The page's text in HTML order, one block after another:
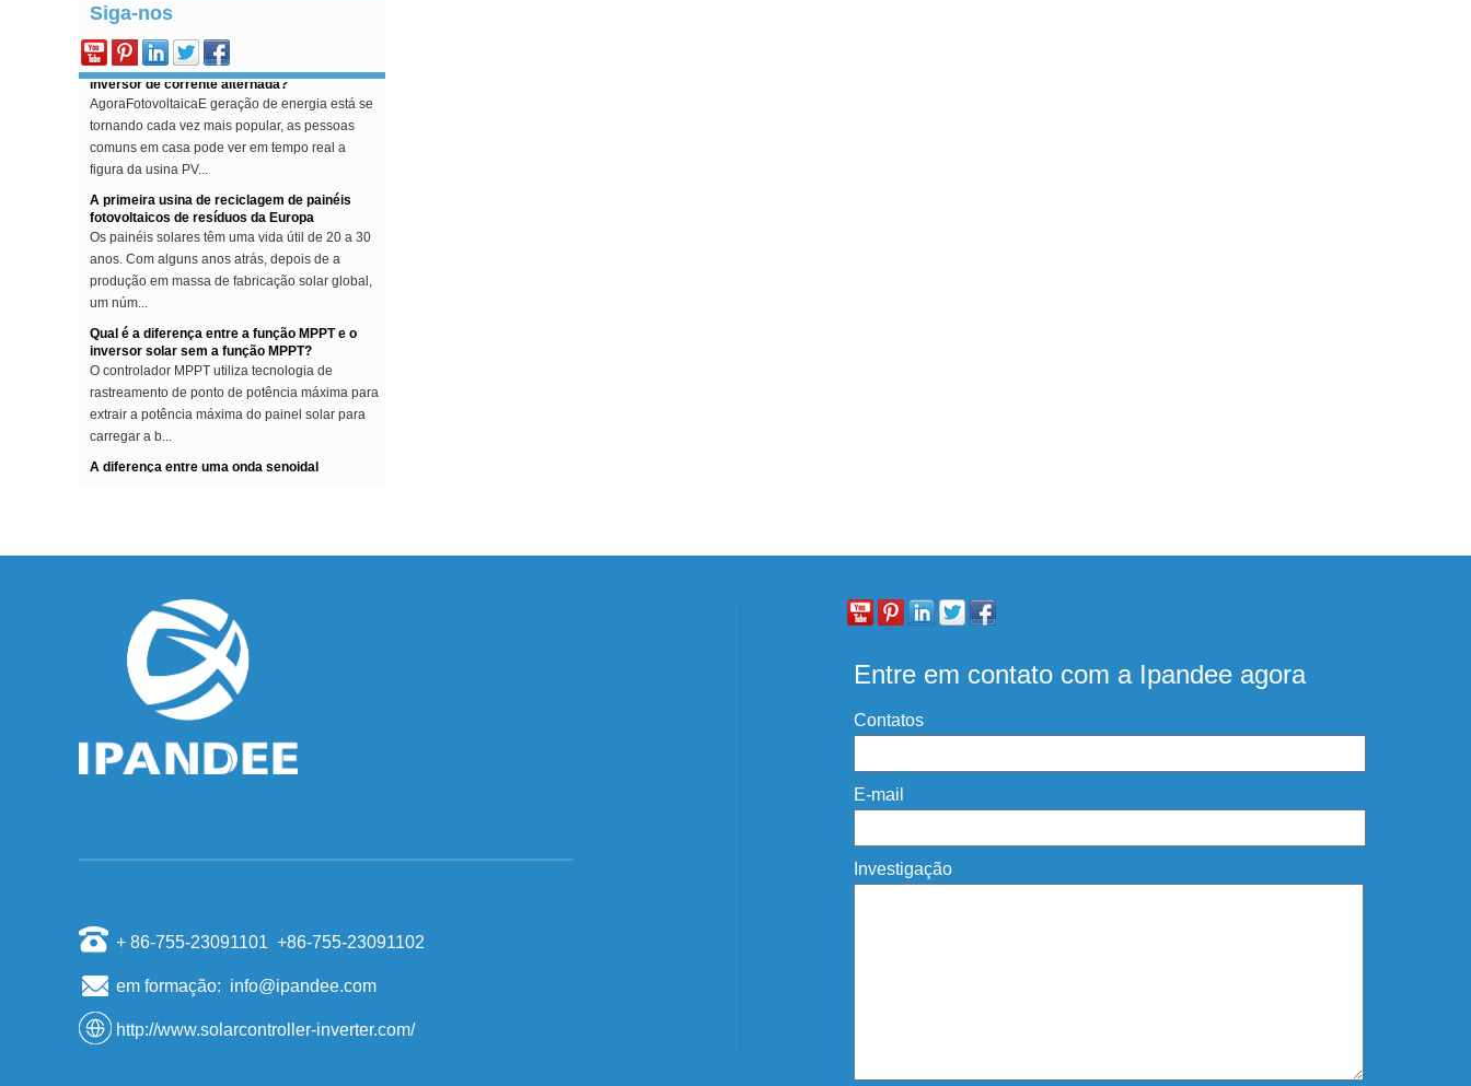
Siga-nos
da entrada do inversor. Esta tensão é maior do ...
Como resolver o problema de sobretensão do
inversor de corrente alternada?
AgoraFotovoltaicaE geração de energia está se
tornando cada vez mais popular, as pessoas
comuns em casa pode ver em tempo real a
figura da usina PV...
fotovoltaicos de resíduos da Europa
Os painéis solares têm uma vida útil de 20 a 30
anos. Com alguns anos atrás, depois de a
produção em massa de fabricação solar global,
um núm...
inversor solar sem a função MPPT?
O controlador MPPT utiliza tecnologia de
rastreamento de ponto de potência máxima para
extrair a potência máxima do painel solar para
carregar a b...
melhorada e um inversor de onda senoidal
Por que o inversor deve parar de funcionar
quando a rede estiver sem energia?
Algumas pessoas na instalação de sistemas
fotovoltaicos, vai realizar uma espécie de "queda
de energia, mesmo se houver sol, suas casas
também tê...
fotovoltaicos do mundo
O regulador de potência do inversor também
informou em 6 de novembro, um professor
visitante no lago de carpas mostram
armazenamento doméstico de energia
Armazenamento de energia como um novo
+ 86-755-23091101 +86-755-23091102
em formação: info@ipandee.com
http://www.solarcontroller-inverter.com/
Entre em contato com a Ipandee agora
Contatos
E-mail
Investigação